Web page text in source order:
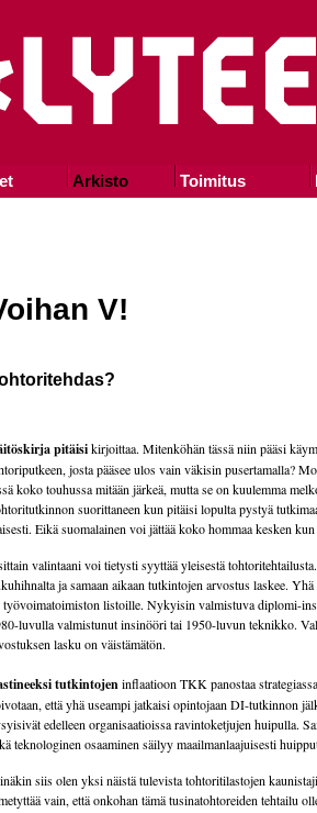
Arkisto Toimitus
V!
pitäisikirjoittaa. Mitenköhän tässä niin pääsi
josta pääsee ulos vain väkisin pusertamalla?
koko touhussa mitään järkeä, mutta se on kuulemma
suorittaneen kun pitäisi lopulta pystyä
Eikä suomalainen voi jättää koko hommaa kesken
valintaani voi tietysti syyttää yleisestä
ja samaan aikaan tutkintojen arvostus laskee.
työvoimatoimiston listoille. Nykyisin valmistuva diplomi-
luvulla valmistunut insinööri tai 1950-luvun teknikko.
lasku on väistämätön.
tutkintojeninflaatioon TKK panostaa
että yhä useampi jatkaisi opintojaan DI-tutkinnon
edelleen organisaatioissa ravintoketjujen huipulla.
teknologinen osaaminen säilyy maailmanlaajuisesti
siis olen yksi näistä tulevista tohtoritilastojen
vain, että onkohan tämä tusinatohtoreiden tehtailu